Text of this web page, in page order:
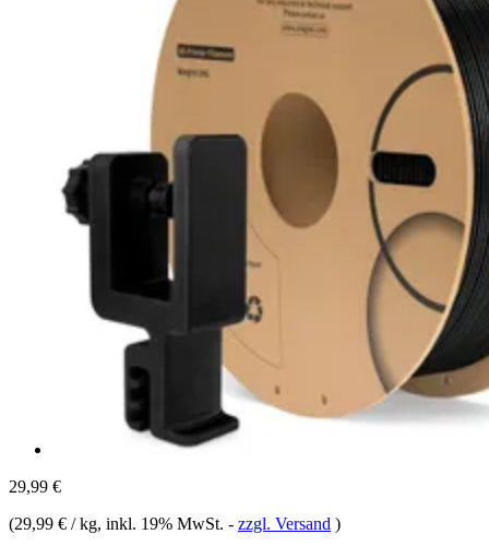
29,99 €
(29,99 € / kg, inkl. 19% MwSt. - zzgl. Versand )